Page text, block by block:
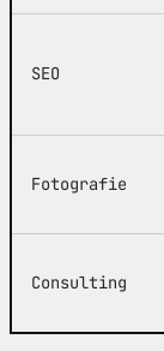
SEO
Fotografie
Consulting